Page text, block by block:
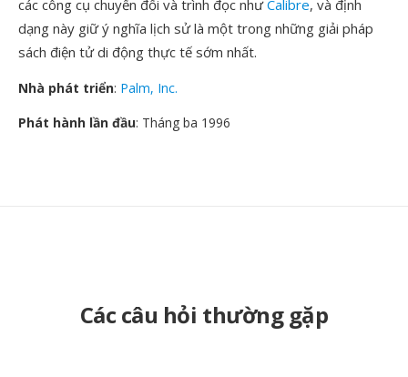
các công cụ chuyển đổi và trình đọc nhưCalibre, và định
dạng này giữ ý nghĩa lịch sử là một trong những giải pháp
sách điện tử di động thực tế sớm nhất.
Nhà phát triển: Palm, Inc.
Phát hành lần đầu: Tháng ba 1996
Các câu hỏi thường gặp